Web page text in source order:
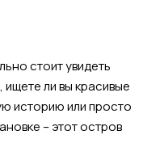
стоит увидеть
ли вы красивые
историю или просто
– этот остров